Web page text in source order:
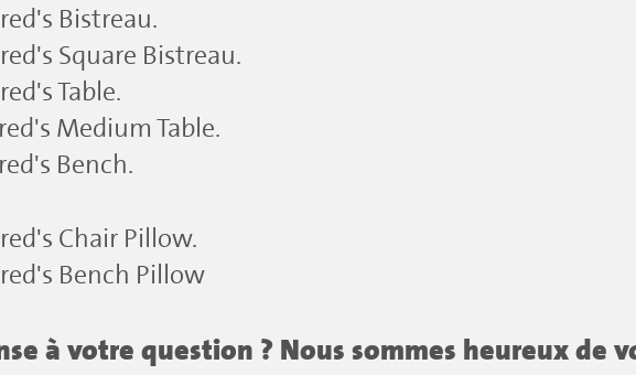
Bistreau.
Square Bistreau.
Table.
Medium Table.
Bench.
Chair Pillow.
Bench Pillow
à votre question ? Nous sommes heureux de